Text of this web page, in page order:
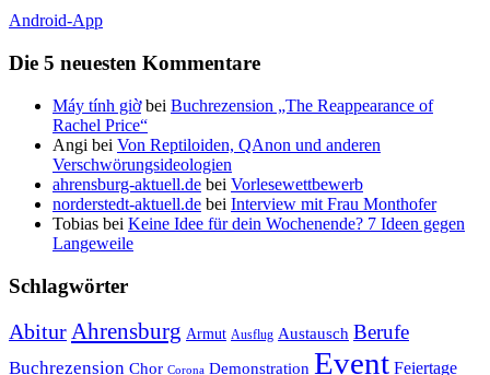
Android-App
Die 5 neuesten Kommentare
Máy tính giờbei Buchrezension „The Reappearance of
Rachel Price“
Angi bei Von Reptiloiden, QAnon und anderen
Verschwörungsideologien
ahrensburg-aktuell.de bei Vorlesewettbewerb
norderstedt-aktuell.de bei Interview mit Frau Monthofer
Tobias bei Keine Idee für dein Wochenende? 7 Ideen gegen
Langeweile
Schlagwörter
AbiturAhrensburg Armut Ausflug Austausch Berufe
Buchrezension Chor Corona Demonstration Event Feiertage